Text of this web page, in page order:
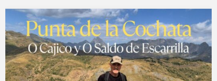
Ripera
–
Collada
de